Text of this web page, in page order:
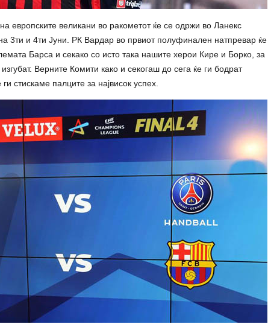
европските великани во ракометот ќе се одржи во Ланекс
3ти и 4ти Јуни. РК Вардар во првиот полуфинален натпревар ќе
Барса и секако со исто така нашите херои Кире и Борко, за
Верните Комити како и секогаш до сега ќе ги бодрат
стискаме палците за највисок успех.